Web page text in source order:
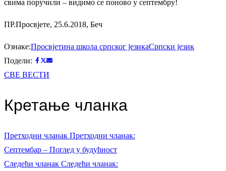
свима поручили – видимо се поново у септембру!
ПР.Просвјете, 25.6.2018, Беч
Ознаке:Просвјетина школа српског језикаСрпски језик
Подели:
СВЕ ВЕСТИ
Кретање чланка
Претходни чланак Претходни чланак:
Септембар – Поглед у будућност
Следећи чланак Следећи чланак: